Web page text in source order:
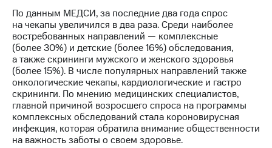
По данным МЕДСИ, за последние два года спрос
на чекапы увеличился в два раза. Среди наиболее
востребованных направлений — комплексные
(более 30%) и детские (более 16%) обследования,
а также скрининги мужского и женского здоровья
(более 15%). В числе популярных направлений также
онкологические чекапы, кардиологические и гастро
скрининги. По мнению медицинских специалистов,
главной причиной возросшего спроса на программы
комплексных обследований стала короновирусная
инфекция, которая обратила внимание общественности
на важность заботы о своем здоровье.